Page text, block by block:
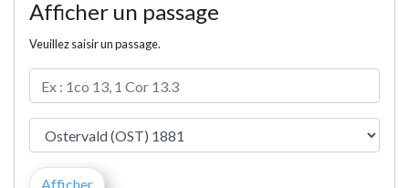
Afficher un passage
Veuillez saisir un passage.